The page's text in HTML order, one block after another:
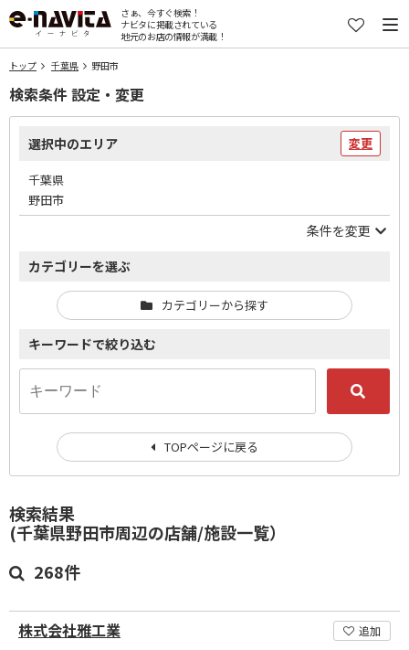
さぁ、今すぐ検索！
ナビタに掲載されている
地元のお店の情報が満載！
トップ 千葉県 野田市
検索結果
(千葉県野田市周辺の店舗/施設一覧）
268件
株式会社雅工業 追加
検索条件 設定・変更
選択中のエリア 変更
千葉県
野田市
条件を変更
カテゴリーを選ぶ
カテゴリーから探す
キーワードで絞り込む
TOPページに戻る